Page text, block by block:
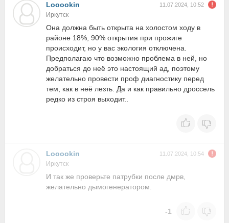
Looookin 11.07.2024, 10:52
Иркутск
Она должна быть открыта на холостом ходу в
районе 18%, 90% открытия при прожиге
происходит, но у вас экология отключена.
Предполагаю что возможно проблема в ней, но
добраться до неё это настоящий ад, поэтому
желательно провести проф диагностику перед
тем, как в неё лезть. Да и как правильно дроссель
редко из строя выходит..
Looookin 11.07.2024, 10:54
Иркутск
И так же проверьте патрубки после дмрв,
желательно дымогенератором.
-1